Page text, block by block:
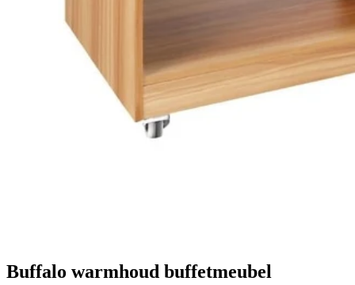
Buffalo warmhoud buffetmeubel